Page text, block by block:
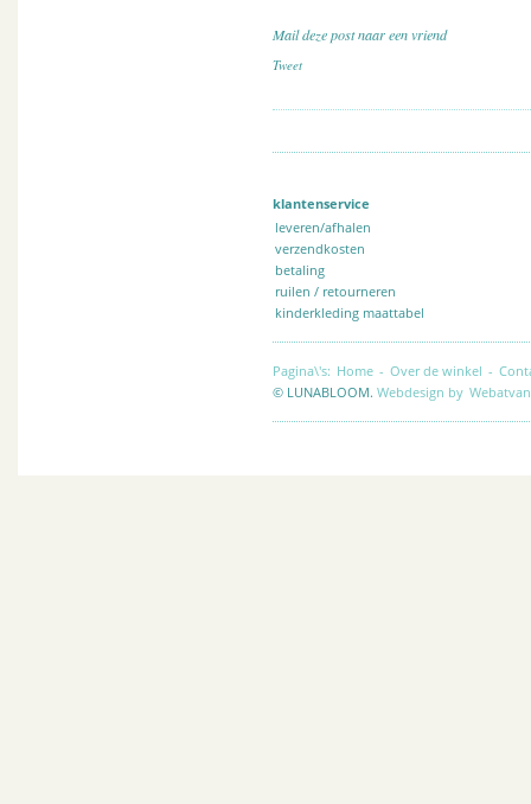
Mail deze post naar een vriend
Tweet
klantenservice
leveren/afhalen
verzendkosten
betaling
ruilen / retourneren
kinderkleding maattabel
Pagina\'s: Home - Over de winkel -
© LUNABLOOM. Webdesign by